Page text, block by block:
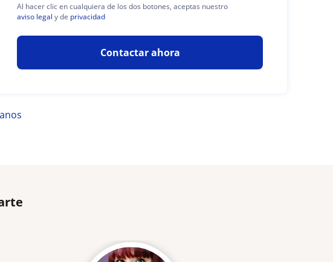
Al hacer clic en cualquiera de los dos botones, aceptas nuestro
aviso legal y de privacidad
Contactar ahora